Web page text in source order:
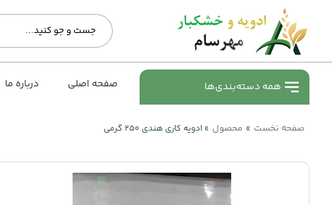
همه دسته‌بندی‌ها صفحه اصلی درباره ما
صفحه نخست » محصول » ادویه کاری هندی ۲۵۰ گرمی